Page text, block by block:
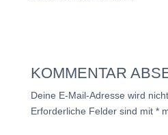
KOMMENTAR
Deine E-Mail-Adresse wird
Erforderliche Felder sind mit *